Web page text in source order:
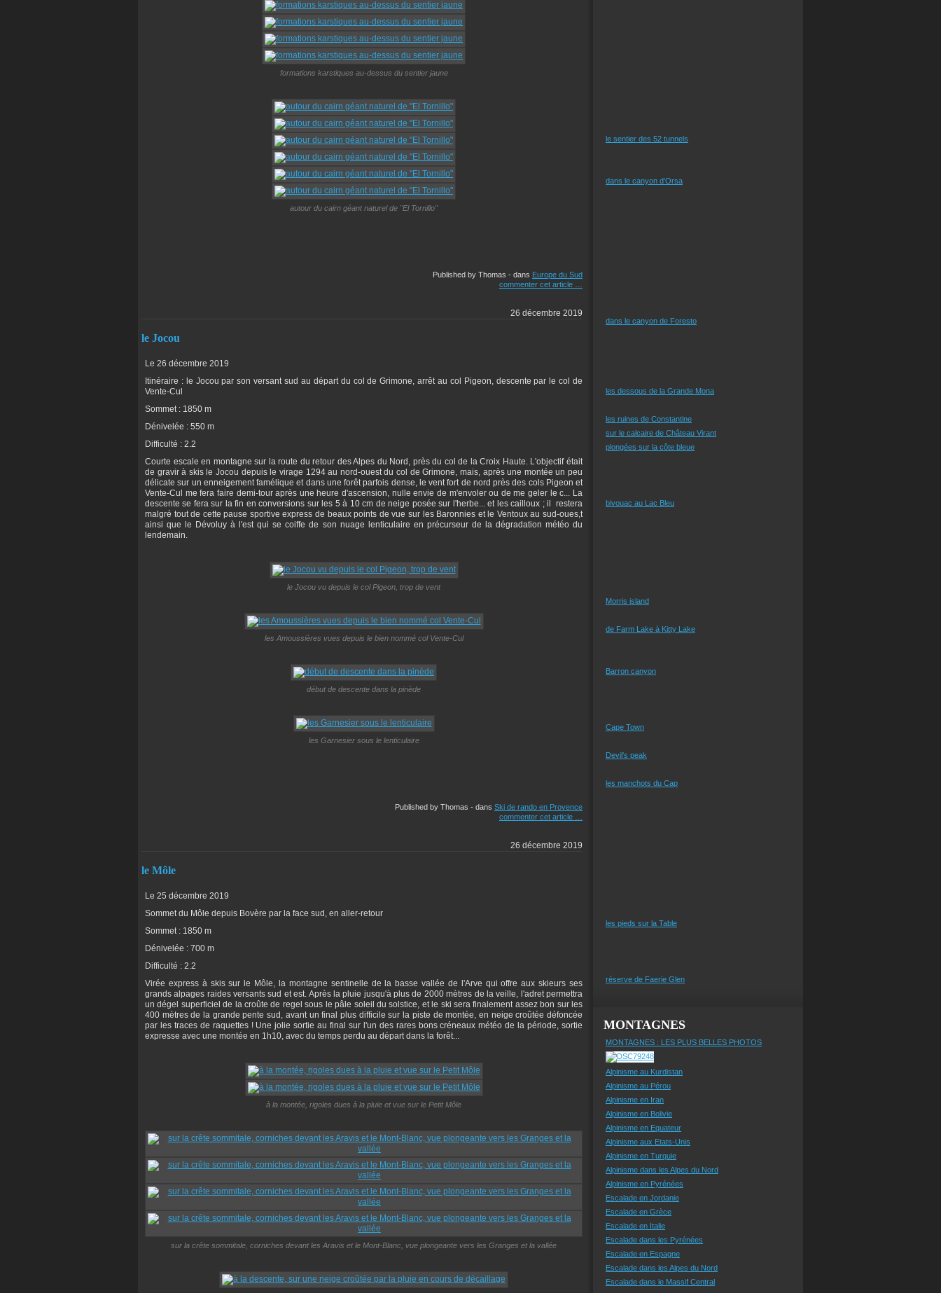
formations karstiques au-dessus du sentier jaune
autour du cairn géant naturel de "El Tornillo"
Published by Thomas - dans Europe du Sud
commenter cet article
26 décembre 2019
le Jocou
Le 26 décembre 2019
Itinéraire : le Jocou par son versant sud au départ du col de Grimone, arrêt au col Pigeon, descente par le col de
Vente-Cul
Sommet : 1850 m
Dénivelée : 550 m
Difficulté : 2.2
Courte escale en montagne sur la route du retour des Alpes du Nord, près du col de la Croix Haute. L'objectif était
de gravir à skis le Jocou depuis le virage 1294 au nord-ouest du col de Grimone, mais, après une montée un peu
délicate sur un enneigement famélique et dans une forêt parfois dense, le vent fort de nord près des cols Pigeon et
Vente-Cul me fera faire demi-tour après une heure d'ascension, nulle envie de m'envoler ou de me geler le c... La
descente se fera sur la fin en conversions sur les 5 à 10 cm de neige posée sur l'herbe... et les cailloux ; il restera
malgré tout de cette pause sportive express de beaux points de vue sur les Baronnies et le Ventoux au sud-oues,t
ainsi que le Dévoluy à l'est qui se coiffe de son nuage lenticulaire en précurseur de la dégradation météo du
lendemain.
le Jocou vu depuis le col Pigeon, trop de vent
les Amoussières vues depuis le bien nommé col Vente-Cul
début de descente dans la pinède
les Garnesier sous le lenticulaire
Published by Thomas - dans Ski de rando en Provence
commenter cet article
26 décembre 2019
le Môle
Le 25 décembre 2019
Sommet du Môle depuis Bovère par la face sud, en aller-retour
Sommet : 1850 m
Dénivelée : 700 m
Difficulté : 2.2
Virée express à skis sur le Môle, la montagne sentinelle de la basse vallée de l'Arve qui offre aux skieurs ses
grands alpages raides versants sud et est. Après la pluie jusqu'à plus de 2000 mètres de la veille, l'adret permettra
un dégel superficiel de la croûte de regel sous le pâle soleil du solstice, et le ski sera finalement assez bon sur les
400 mètres de la grande pente sud, avant un final plus difficile sur la piste de montée, en neige croûtée défoncée
par les traces de raquettes ! Une jolie sortie au final sur l'un des rares bons créneaux météo de la période, sortie
expresse avec une montée en 1h10, avec du temps perdu au départ dans la forêt...
à la montée, rigoles dues à la pluie et vue sur le Petit Môle
sur la crête sommitale, corniches devant les Aravis et le Mont-Blanc, vue plongeante vers les Granges et la vallée
le sentier des 52 tunnels
dans le canyon d'Orsa
dans le canyon de Foresto
les dessous de la Grande Mona
les ruines de Constantine
sur le calcaire de Château Virant
plongées sur la côte bleue
bivouac au Lac Bleu
Morris island
de Farm Lake à Kitty Lake
Barron canyon
Cape Town
Devil's peak
les manchots du Cap
les pieds sur la Table
réserve de Faerie Glen
MONTAGNES
MONTAGNES : LES PLUS BELLES PHOTOS
Alpinisme au Kurdistan
Alpinisme au Pérou
Alpinisme en Iran
Alpinisme en Bolivie
Alpinisme en Equateur
Alpinisme aux Etats-Unis
Alpinisme en Turquie
Alpinisme dans les Alpes du Nord
Alpinisme en Pyrénées
Escalade en Jordanie
Escalade en Grèce
Escalade en Italie
Escalade dans les Pyrénées
Escalade en Espagne
Escalade dans les Alpes du Nord
Escalade dans le Massif Central